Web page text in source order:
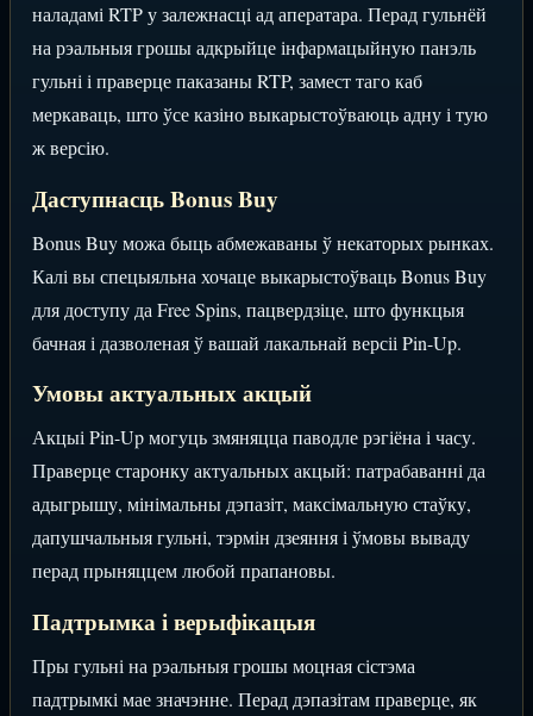
наладамі RTP у залежнасці ад аператара. Перад гульнёй
на рэальныя грошы адкрыйце інфармацыйную панэль
гульні і праверце паказаны RTP, замест таго каб
меркаваць, што ўсе казіно выкарыстоўваюць адну і тую
ж версію.
Даступнасць Bonus Buy
Bonus Buy можа быць абмежаваны ў некаторых рынках.
Калі вы спецыяльна хочаце выкарыстоўваць Bonus Buy
для доступу да Free Spins, пацвердзіце, што функцыя
бачная і дазволеная ў вашай лакальнай версіі Pin-Up.
Умовы актуальных акцый
Акцыі Pin-Up могуць змяняцца паводле рэгіёна і часу.
Праверце старонку актуальных акцый: патрабаванні да
адыгрышу, мінімальны дэпазіт, максімальную стаўку,
дапушчальныя гульні, тэрмін дзеяння і ўмовы вываду
перад прыняццем любой прапановы.
Падтрымка і верыфікацыя
Пры гульні на рэальныя грошы моцная сістэма
падтрымкі мае значэнне. Перад дэпазітам праверце, як